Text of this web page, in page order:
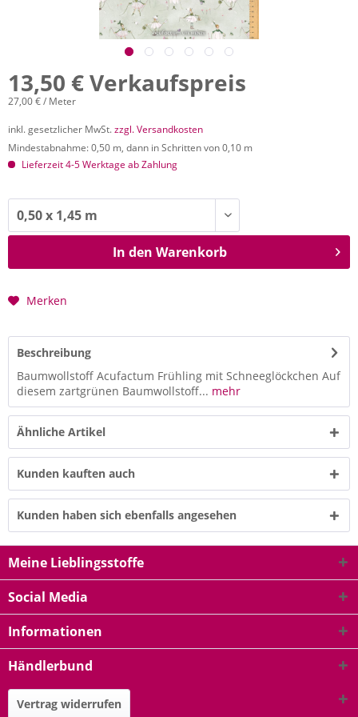
13,50 € Verkaufspreis
27,00 € / Meter
inkl. gesetzlicher MwSt.zzgl. Versandkosten
Mindestabnahme: 0,50 m, dann in Schritten von 0,10 m
Lieferzeit 4-5 Werktage ab Zahlung
In den Warenkorb
Merken
Beschreibung
Baumwollstoff Acufactum Frühling mit Schneeglöckchen Auf
diesem zartgrünen Baumwollstoff... mehr
Ähnliche Artikel
Kunden kauften auch
Kunden haben sich ebenfalls angesehen
Meine Lieblingsstoffe
Social Media
Informationen
Händlerbund
Vertrag widerrufen